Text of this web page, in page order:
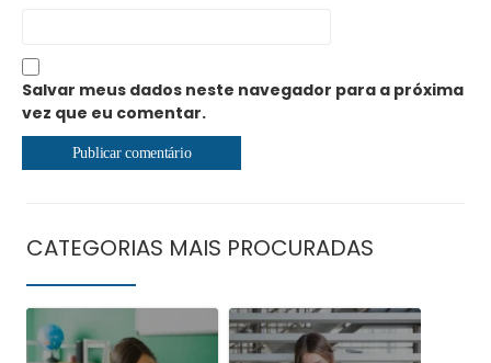
Salvar meus dados neste navegador para a próxima
vez que eu comentar.
CATEGORIAS MAIS PROCURADAS